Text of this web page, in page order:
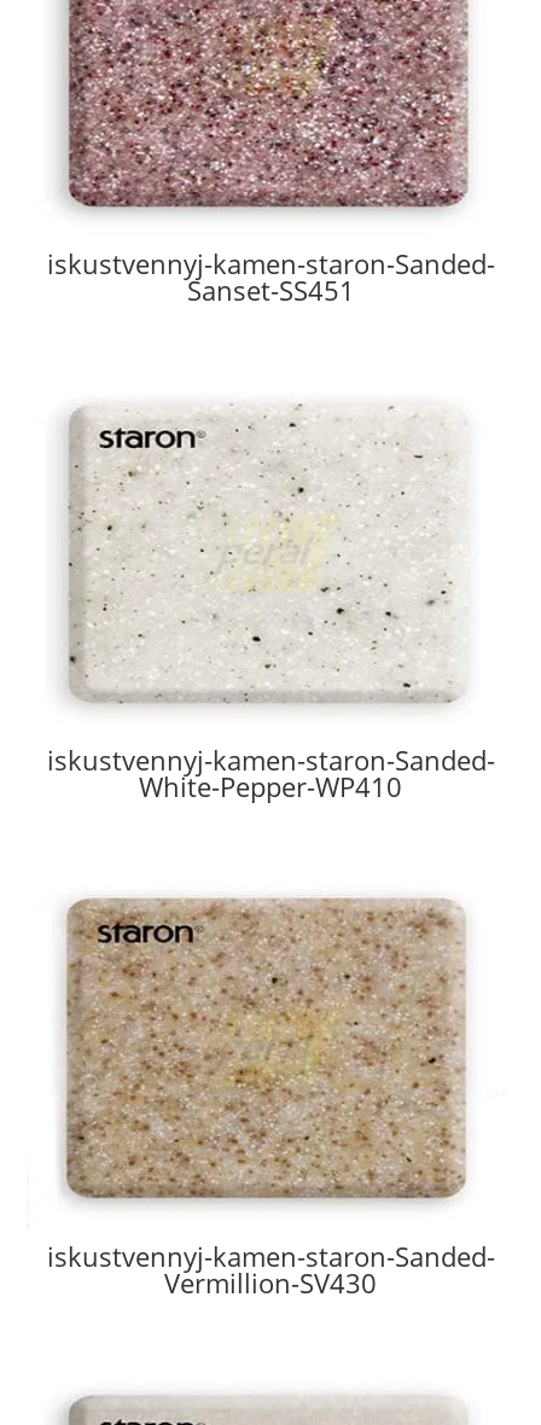
iskustvennyj-kamen-staron-Sanded-
Sanset-SS451
iskustvennyj-kamen-staron-Sanded-
White-Pepper-WP410
iskustvennyj-kamen-staron-Sanded-
Vermillion-SV430